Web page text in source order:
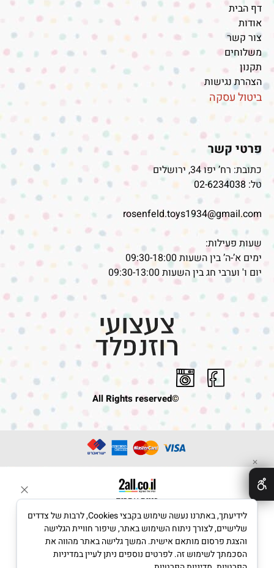
דף הבית
אודות
צור קשר
משלוחים
תקנון
הצהרת נגישות
ביטול עסקה
פרטי קשר
כתובת: רח’ יפו 34, ירושלים
טל: 02-6234038
rosenfeld.toys1934@gmail.com
שעות פעילות:
ימים א’-ה’ בין השעות 09:30-18:00
יום ו' וערבי חג בין השעות 09:30-13:00
©All Rights reserved
בניית אתרים
✕
לידיעתך, באתרנו נעשה שימוש בקבצי Cookies, לרבות של צדדים
שלישיים, לצורך ניתוח השימוש באתר, שיפור חוויית הגלישה
והצגת פרסום מותאם אישית. המשך גלישה באתר מהווה את
הסכמתך לשימוש זה. לפרטים נוספים ניתן לעיין במדיניות